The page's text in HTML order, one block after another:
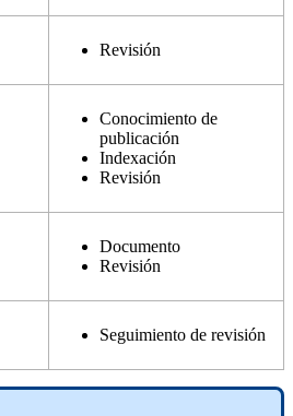
Revisión
Conocimiento de
publicación
Indexación
Revisión
Documento
Revisión
Seguimiento de revisión